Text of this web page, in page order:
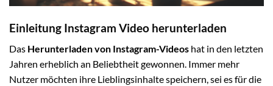
Einleitung Instagram Video herunterladen
Das Herunterladen von Instagram-Videos hat in den letzten
Jahren erheblich an Beliebtheit gewonnen. Immer mehr
Nutzer möchten ihre Lieblingsinhalte speichern, sei es für die